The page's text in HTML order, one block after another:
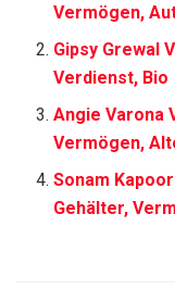
Vermögen,
Gipsy Grewal
Verdienst, Bio
Angie Varona
Vermögen,
Sonam
Gehälter,